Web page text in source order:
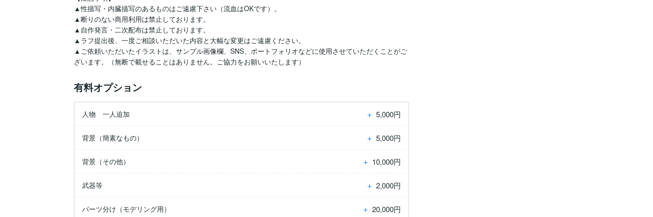
▲性描写・内臓描写のあるものはご遠慮下さい（流血はOKです）。
▲断りのない商用利用は禁止しております。
▲自作発言・二次配布は禁止しております。
▲ラフ提出後、一度ご相談いただいた内容と大幅な変更はご遠慮ください。
▲ご依頼いただいたイラストは、サンプル画像欄、SNS、ポートフォリオなどに使用させていただくことがご
ざいます。（無断で載せることはありません。ご協力をお願いいたします）
有料オプション
人物 一人追加 ＋ 5,000円
背景（簡素なもの） ＋ 5,000円
背景（その他） ＋ 10,000円
武器等 ＋ 2,000円
パーツ分け（モデリング用） ＋ 20,000円